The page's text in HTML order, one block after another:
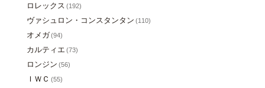
ロレックス (192)
ヴァシュロン・コンスタンタン (110)
オメガ(94)
カルティエ (73)
ロンジン (56)
ＩＷＣ (55)